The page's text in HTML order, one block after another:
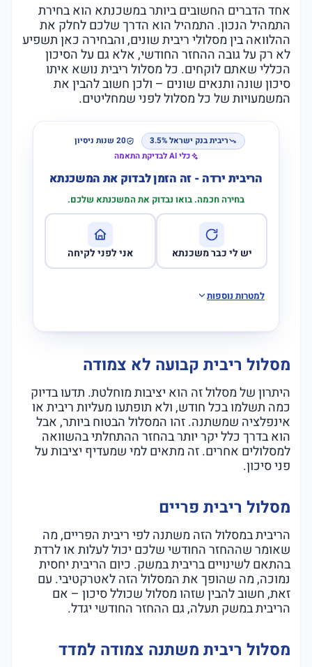
אחד הדברים החשובים ביותר במשכנתא הוא בחירת
התמהיל הנכון. התמהיל הוא הדרך שלכם לחלק את
ההלוואה בין מסלולי ריבית שונים, והבחירה כאן תשפיע
לא רק על גובה ההחזר החודשי, אלא גם על הסיכון
הכללי שאתם לוקחים. כל מסלול ריבית נושא איתו
סיכון שונה ותנאים שונים – ולכן חשוב להבין את
המשמעויות של כל מסלול לפני שמחליטים.
ריבית בנק ישראל 3.5%
20 שנות ניסיון
כלי AI לבדיקת התאמה
הריבית ירדה - זה הזמן לבדוק את המשכנתא
בחירה חכמה. בואו נבדוק את המשכנתא שלכם.
יש לי כבר משכנתא אני לפני לקיחה
למטרות נוספות
מסלול ריבית קבועה לא צמודה
היתרון של מסלול זה הוא יציבות מוחלטת. תדעו בדיוק
כמה תשלמו בכל חודש, ולא תופתעו מעליות ריבית או
אינפלציה שמשתנה. זהו המסלול הבטוח ביותר, אבל
הוא בדרך כלל יקר יותר בהחזר ההתחלתי בהשוואה
למסלולים אחרים. זה מתאים למי שמעדיף יציבות על
פני סיכון.
מסלול ריבית פריים
הריבית במסלול הזה משתנה לפי ריבית הפריים, מה
שאומר שההחזר החודשי שלכם יכול לעלות או לרדת
בהתאם לשינויים בריבית במשק. כיום הריבית יחסית
נמוכה, מה שהופך את המסלול הזה לאטרקטיבי. עם
זאת, חשוב להבין שזהו מסלול שכולל סיכון – אם
הריבית במשק תעלה, גם ההחזר החודשי יגדל.
מסלול ריבית משתנה צמודה למדד